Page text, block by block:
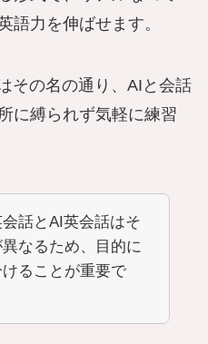
語力を伸ばせます。
その名の通り、AIと会話
に縛られず気軽に練習
話とAI英会話はそ
なるため、目的に
ることが重要で